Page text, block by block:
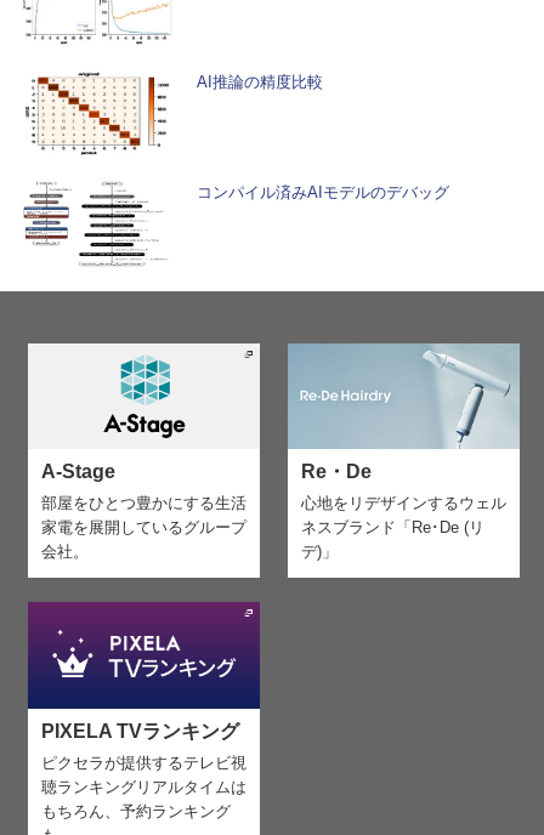
AI推論の精度比較
コンパイル済みAIモデルのデバッグ
A-Stage
部屋をひとつ豊かにする生活
家電を展開しているグループ
会社。
Re・De
心地をリデザインするウェル
ネスブランド「Re･De (リ
デ)」
PIXELA TVランキング
ピクセラが提供するテレビ視
聴ランキング リアルタイムは
もちろん、予約ランキング